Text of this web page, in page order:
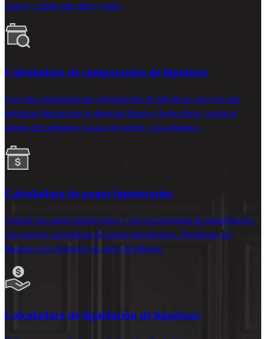
cargos, cuánto aún debe y más.
Calculadora de comparación de hipotecas
Use esta calculadora de comparación de hipotecas para ver qué
préstamo hipotecario le ahorrará dinero a largo plazo, según el
monto del préstamo, la tasa de interés y los términos.
Calculadora de pagos hipotecarios
Calcule sus pagos hipotecarios y vea un programa de amortización
con nuestra calculadora de pagos hipotecarios. Planifique sus
finanzas con desgloses de pago detallados.
Calculadora de liquidación de hipotecas